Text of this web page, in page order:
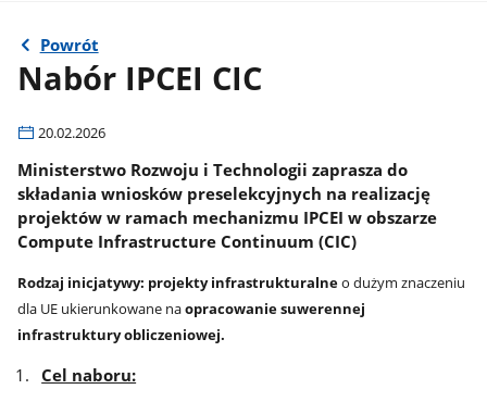
Powrót
Nabór IPCEI CIC
20.02.2026
Ministerstwo Rozwoju i Technologii zaprasza do
składania wniosków preselekcyjnych na realizację
projektów w ramach mechanizmu IPCEI w obszarze
Compute Infrastructure Continuum (CIC)
Rodzaj inicjatywy: projekty infrastrukturalneo dużym znaczeniu
dla UE ukierunkowane naopracowaniesuwerennej
infrastruktury obliczeniowej.
Cel naboru: